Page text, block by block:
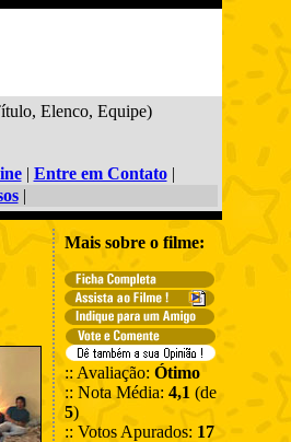
Elenco, Equipe)
| Entre em Contato|
|
Mais sobre o filme:
:: Avaliação: Ótimo
:: Nota Média: 4,1 (de
5)
:: Votos Apurados: 17